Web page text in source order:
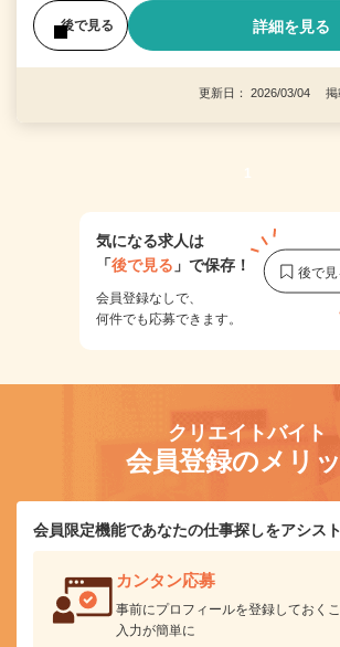
後で見る 詳細を見る
更新日： 2026/03/04 掲
1
気になる求人は
「後で見る 」で保存！
会員登録なしで、
何件でも応募できます。
クリエイトバイト
会員登録のメリ
会員限定機能であなたの仕事探しをアシスト
カンタン応募
事前にプロフィールを登録しておく
入力が簡単に